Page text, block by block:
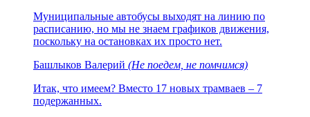
Муниципальные автобусы выходят на линию по
расписанию, но мы не знаем графиков движения,
поскольку на остановках их просто нет.
Башлыков Валерий (Не поедем, не помчимся)
Итак, что имеем? Вместо 17 новых трамваев – 7
подержанных.